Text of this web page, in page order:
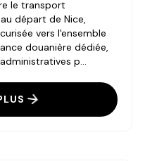
le transport
départ de Nice,
vers l'ensemble
douanière dédiée,
p...